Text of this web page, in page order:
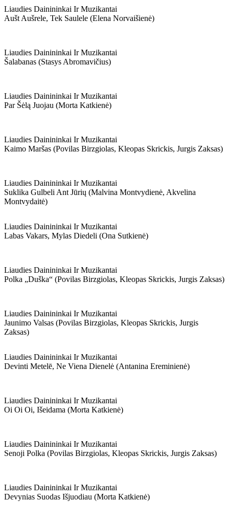
Liaudies Dainininkai Ir Muzikantai
Aušt Aušrele, Tek Saulele (elena Norvaišienė)
Liaudies Dainininkai Ir Muzikantai
Šalabanas (stasys Abromavičius)
Liaudies Dainininkai Ir Muzikantai
Par Šėlą Juojau (morta Katkienė)
Liaudies Dainininkai Ir Muzikantai
Kaimo Maršas (povilas Birzgiolas, Kleopas Skrickis, Jurgis Zaksas)
Liaudies Dainininkai Ir Muzikantai
Suklika Gulbeli Ant Jūrių (malvina Montvydienė, Akvelina
Montvydaitė)
Liaudies Dainininkai Ir Muzikantai
Labas Vakars, Mylas Diedeli (ona Sutkienė)
Liaudies Dainininkai Ir Muzikantai
Polka „duška“ (povilas Birzgiolas, Kleopas Skrickis, Jurgis Zaksas)
Liaudies Dainininkai Ir Muzikantai
Jaunimo Valsas (povilas Birzgiolas, Kleopas Skrickis, Jurgis
Zaksas)
Liaudies Dainininkai Ir Muzikantai
Devinti Metelē, Ne Viena Dienelė (antanina Ereminienė)
Liaudies Dainininkai Ir Muzikantai
Oi Oi Oi, Išeidama (morta Katkienė)
Liaudies Dainininkai Ir Muzikantai
Senoji Polka (povilas Birzgiolas, Kleopas Skrickis, Jurgis Zaksas)
Liaudies Dainininkai Ir Muzikantai
Devynias Suodas Išjuodiau (morta Katkienė)